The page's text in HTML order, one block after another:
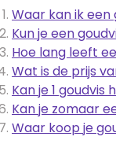
Waar kan ik een
Kun je een
Hoe lang leeft
Wat is de prijs
Kan je 1 goudvis
Kan je zomaar
Waar koop je